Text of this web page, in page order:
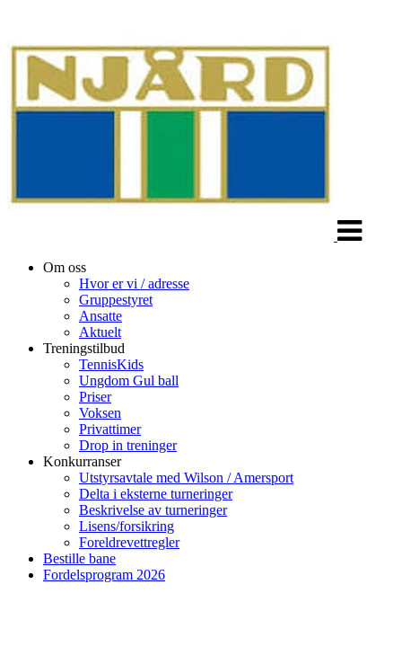
Om oss
Hvor er vi / adresse
Gruppestyret
Ansatte
Aktuelt
Treningstilbud
TennisKids
Ungdom Gul ball
Priser
Voksen
Privattimer
Drop in treninger
Konkurranser
Utstyrsavtale med Wilson / Amersport
Delta i eksterne turneringer
Beskrivelse av turneringer
Lisens/forsikring
Foreldrevettregler
Bestille bane
Fordelsprogram 2026